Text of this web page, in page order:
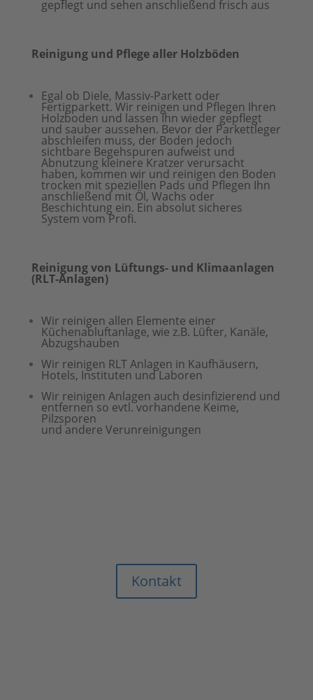
gepflegt und sehen anschließend frisch aus
Reinigung und Pflege aller Holzböden
Egal ob Diele, Massiv-Parkett oder
Fertigparkett. Wir reinigen und Pflegen Ihren
Holzboden und lassen Ihn wieder gepflegt
und sauber aussehen. Bevor der Parkettleger
abschleifen muss, der Boden jedoch
sichtbare Begehspuren aufweist und
Abnutzung kleinere Kratzer verursacht
haben, kommen wir und reinigen den Boden
trocken mit speziellen Pads und Pflegen Ihn
anschließend mit Öl, Wachs oder
Beschichtung ein. Ein absolut sicheres
System vom Profi.
Reinigung von Lüftungs- und Klimaanlagen
(RLT-Anlagen)
Wir reinigen allen Elemente einer
Küchenabluftanlage, wie z.B. Lüfter, Kanäle,
Abzugshauben
Wir reinigen RLT Anlagen in Kaufhäusern,
Hotels, Instituten und Laboren
Wir reinigen Anlagen auch desinfizierend und
entfernen so evtl. vorhandene Keime,
Pilzsporen
und andere Verunreinigungen
Kontakt